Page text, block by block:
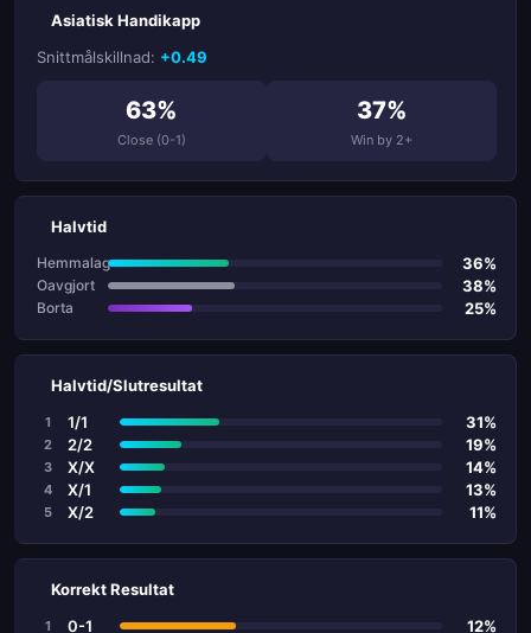
Asiatisk Handikapp
Snittmålskillnad: +0.49
63%
Close (0-1)
37%
Win by 2+
Halvtid
Hemmalag 36%
Oavgjort 38%
Borta 25%
Halvtid/Slutresultat
1 1/1 31%
2 2/2 19%
3 X/X 14%
4 X/1 13%
5 X/2 11%
Korrekt Resultat
1 0-1 12%